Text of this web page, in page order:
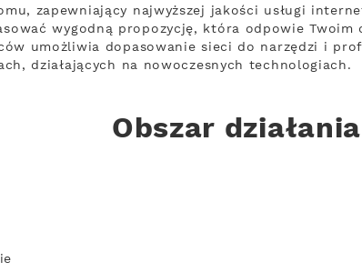
zapewniający najwyższej jakości usługi
wygodną propozycję, która odpowie Twoim
umożliwia dopasowanie sieci do narzędzi i
działających na nowoczesnych technologiach.
Obszar działania